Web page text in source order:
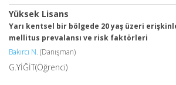
Yüksek Lisans
Yarı kentsel bir bölgede 20 yaş üzeri
mellitus prevalansı ve risk faktörleri
Bakırcı N. (Danışman)
G.YİĞİT(Öğrenci)